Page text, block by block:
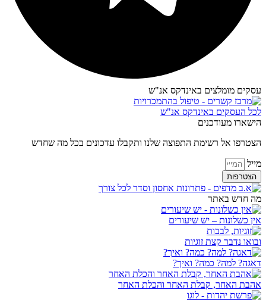
עסקים מומלצים באינדקס אנ"ש​
לכל העסקים באינדקס אנ"ש
הישארו מעודכנים
הצטרפו אל רשימת התפוצה שלנו ותקבלו עדכונים בכל מה שחדש
מייל
הצטרפות
מה חדש באתר
אין כשלונות – יש שיעורים
ובואו נדבר קצת זוגיות
דאגה? למה? כמה? ואיך?
אהבת האחר, קבלת האחר והכלת האחר